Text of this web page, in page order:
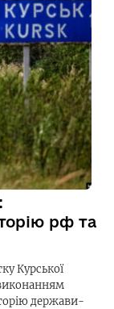
рф та
Курської
держави-